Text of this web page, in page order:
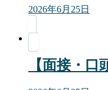
2026年6月25日
【面接・口